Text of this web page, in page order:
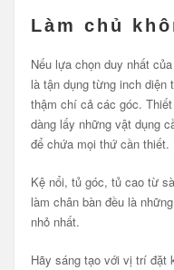
Làm chủ
Nếu lựa chọn duy nhất
là tận dụng từng inch diện
thậm chí cả các góc.
dàng lấy những vật dụng
để chứa mọi thứ cần thiết.
Kệ nổi, tủ góc, tủ cao từ
làm chân bàn đều là
nhỏ nhất.
Hãy sáng tạo với vị trí đặt